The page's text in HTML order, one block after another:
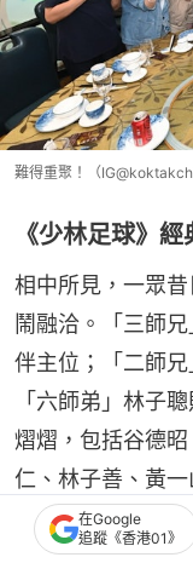
難得重聚！（
《少林足球》
相中所見，一眾
鬧融洽。「三師
伴主位；「二師
「六師弟」林子
熠熠，包括谷德
仁、林子善、黃
姬等台前幕後齊齊
在Google
追蹤《香港01》